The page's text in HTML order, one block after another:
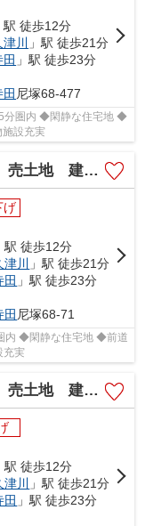
駅 徒歩12分
津川
」駅 徒歩21分
田 」駅 徒歩23分
田 尼塚68-477
分圏内 ◆閑静な住宅地 ◆
設充実
建築条件無し
げ
駅 徒歩12分
津川 」駅 徒歩21分
田 」駅 徒歩23分
田 尼塚68-71
内 ◆閑静な住宅地 ◆前道
充実
建築条件無し
駅 徒歩12分
津川
」駅 徒歩21分
田 」駅 徒歩23分